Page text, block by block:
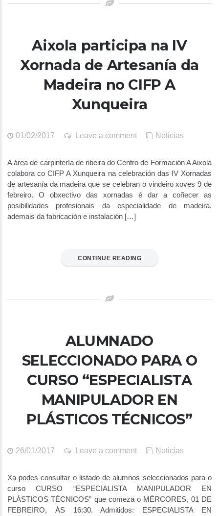
Aixola participa na IV
Xornada de Artesanía da
Madeira no CIFP A
Xunqueira
01/02/2017 Leave a comment Noticias
A área de carpintería de ribeira do Centro de Formación A Aixola
colabora co CIFP A Xunqueira na celebración das IV Xornadas
de artesanía da madeira que se celebran o vindeiro xoves 9 de
febreiro. O obxectivo das xornadas é dar a coñecer as
posibilidades profesionais da especialidade de madeira,
ademais da fabricación e instalación […]
CONTINUE READING
ALUMNADO
SELECCIONADO PARA O
CURSO “ESPECIALISTA
MANIPULADOR EN
PLÁSTICOS TÉCNICOS”
26/01/2017 Leave a comment Noticias
Xa podes consultar o listado de alumnos seleccionados para o
curso CURSO “ESPECIALISTA MANIPULADOR EN
PLÁSTICOS TÉCNICOS” que comeza o MÉRCORES, 01 DE
FEBREIRO, ÁS 16:30. Admitidos: ESPECIALISTA EN